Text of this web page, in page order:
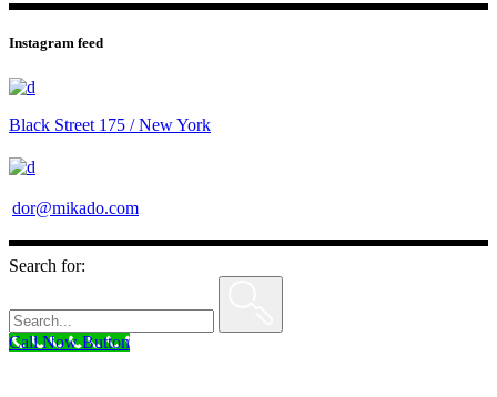
Instagram feed
Black Street 175 / New York
dor@mikado.com
Search for:
Call Now Button